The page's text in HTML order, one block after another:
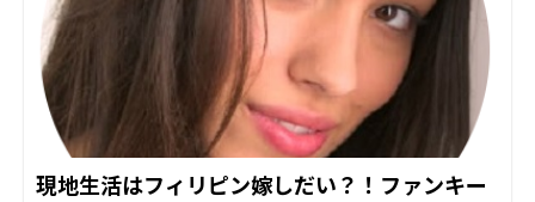
現地生活はフィリピン嫁しだい？！ファンキー